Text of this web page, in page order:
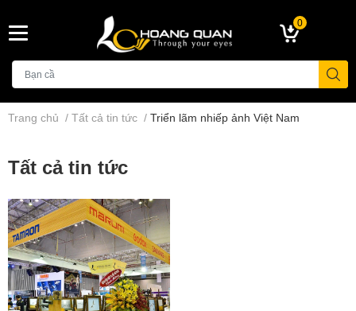
0
Trang chủ / Tất cả tin tức / Triển lãm nhiếp ảnh Việt Nam
Tất cả tin tức